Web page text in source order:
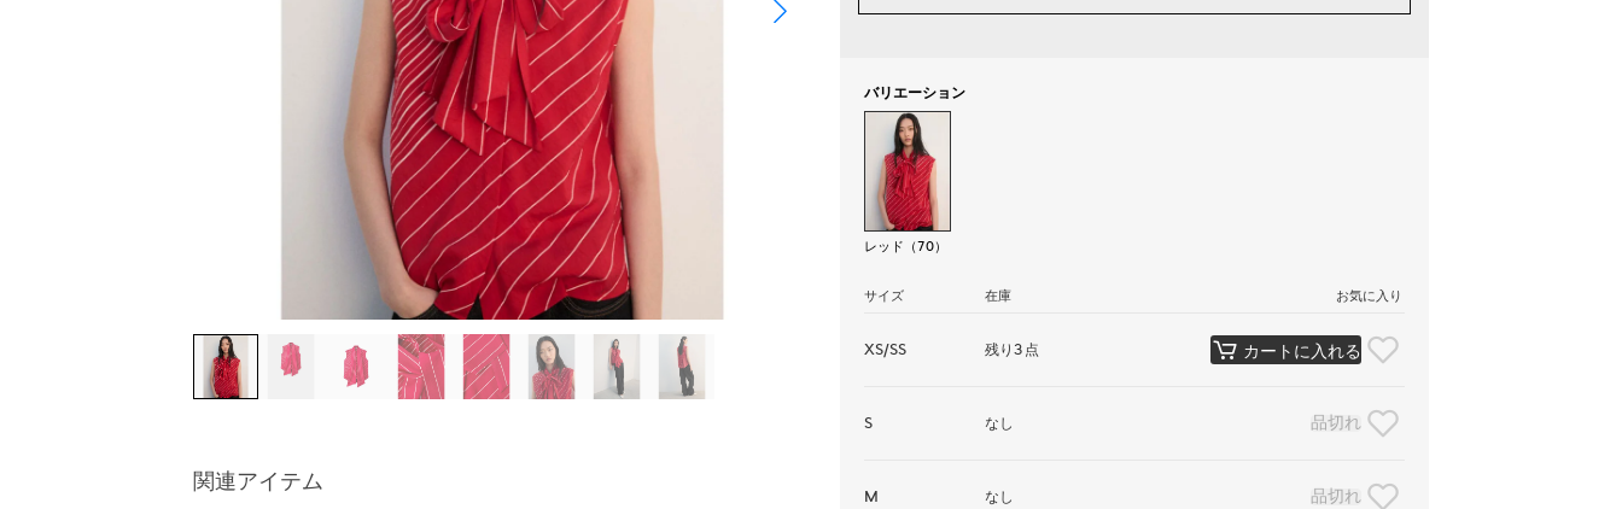
関連アイテム
バリエーション
レッド（70）
サイズ 在庫 お気に入り
XS/SS 残り3点 カートに入れる
S なし 品切れ
M なし 品切れ